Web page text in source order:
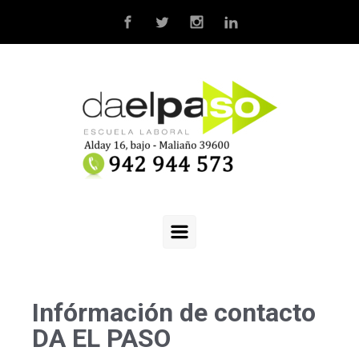
Infórmación de contacto
DA EL PASO